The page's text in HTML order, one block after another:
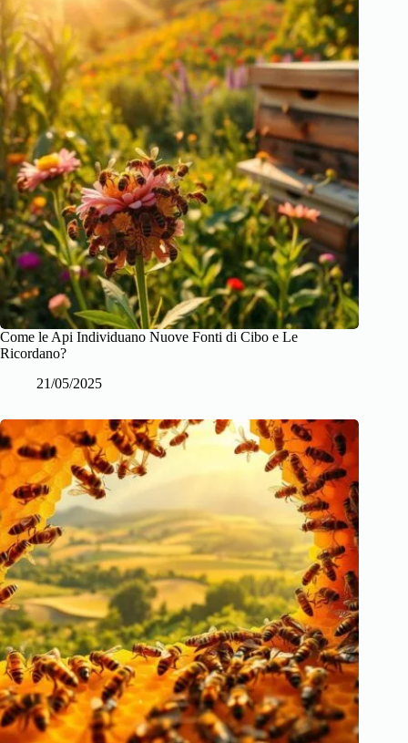
Come le Api Individuano Nuove Fonti di Cibo e Le
Ricordano?
21/05/2025